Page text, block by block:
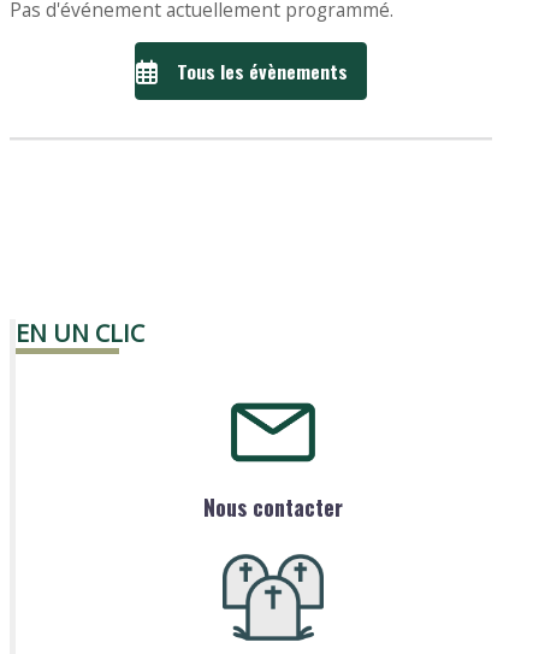
Pas d'événement actuellement programmé.
Tous les évènements
EN UN CLIC
Nous contacter